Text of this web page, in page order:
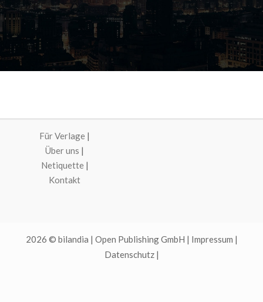
Für Verlage |
Über uns |
Netiquette|
Kontakt
2026 © bilandia | Open Publishing GmbH | Impressum |
Datenschutz|